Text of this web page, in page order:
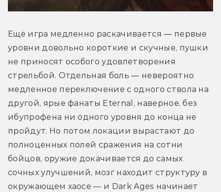
Ещё игра медленно раскачивается — первые
уровни довольно короткие и скучные, пушки
не приносят особого удовлетворения
стрельбой. Отдельная боль — невероятно
медленное переключение с одного ствола на
другой, ярые фанаты Eternal, наверное, без
ибупрофена ни одного уровня до конца не
пройдут. Но потом локации вырастают до
полноценных полей сражения на сотни
бойцов, оружие докачивается до самых
сочных улучшений, мозг находит структуру в
окружающем хаосе — и Dark Ages начинает